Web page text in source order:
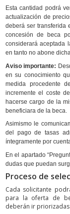
Esta cantidad podrá
actualización de
deberá ser transferida
concesión de beca
considerará aceptada
en tanto no abone
Aviso importante:
en su conocimiento
medida procedente
incremente el coste
hacerse cargo de la
beneficiara de la beca.
Asimismo le
del pago de tasas
íntegramente por
En el apartado
dudas que puedan
Proceso de
Cada solicitante
para la oferta de
deberán ir